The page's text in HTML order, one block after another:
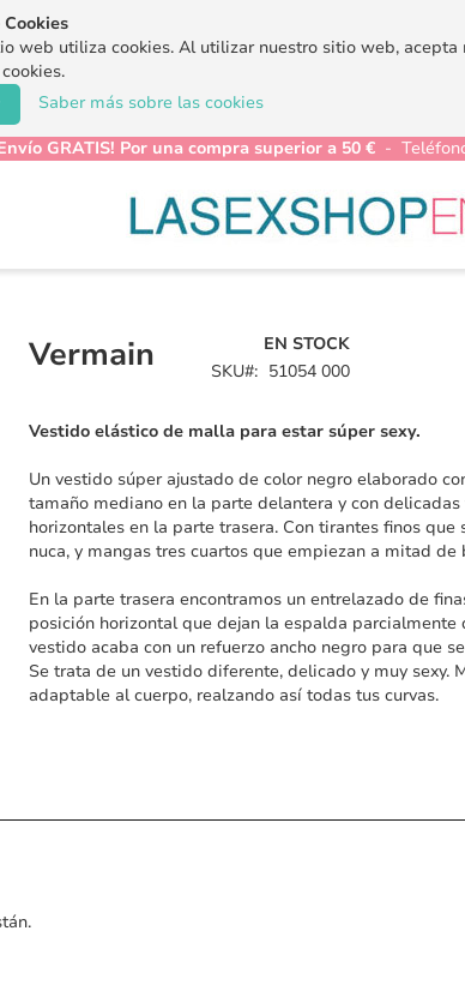
web utiliza cookies. Al utilizar nuestro sitio web, acepta
Saber más sobre las cookies
GRATIS! Por una compra superior a 50 € -
Vermain
EN STOCK
SKU
51054 000
Vestido elástico de malla para estar súper sexy.
Un vestido súper ajustado de color negro elaborado
tamaño mediano en la parte delantera y con
horizontales en la parte trasera. Con tirantes finos que
nuca, y mangas tres cuartos que empiezan a mitad de
En la parte trasera encontramos un entrelazado de
posición horizontal que dejan la espalda parcialmente
vestido acaba con un refuerzo ancho negro para que
Se trata de un vestido diferente, delicado y muy sexy.
adaptable al cuerpo, realzando así todas tus curvas.